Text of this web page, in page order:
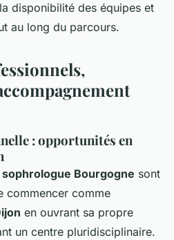
disponibilité des équipes et
au long du parcours.
: opportunités en
Bourgogne sont
commencer comme
en ouvrant sa propre
un centre pluridisciplinaire.